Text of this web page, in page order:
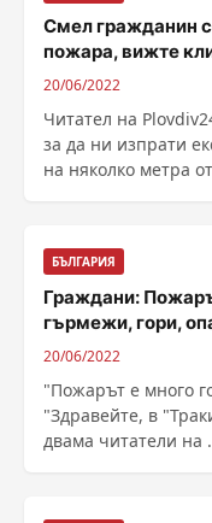
Смел гражданин
пожара, вижте
20/06/2022
Читател на
за да ни изпрати
на няколко метра
БЪЛГАРИЯ
Граждани:
гърмежи, гори,
20/06/2022
"Пожарът е много
"Здравейте, в
двама читатели на